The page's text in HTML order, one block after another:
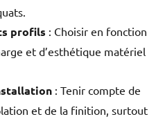
profils : Choisir en fonction
et d’esthétique matériel
: Tenir compte de
et de la finition, surtout